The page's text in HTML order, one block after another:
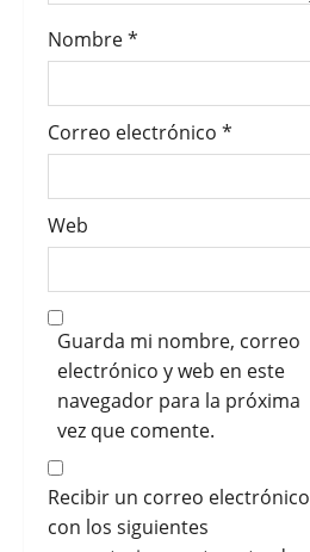
a
s
Nombre*
Correo electrónico *
Web
Guarda mi nombre, correo
electrónico y web en este
navegador para la próxima
vez que comente.
Recibir un correo electrónico
con los siguientes